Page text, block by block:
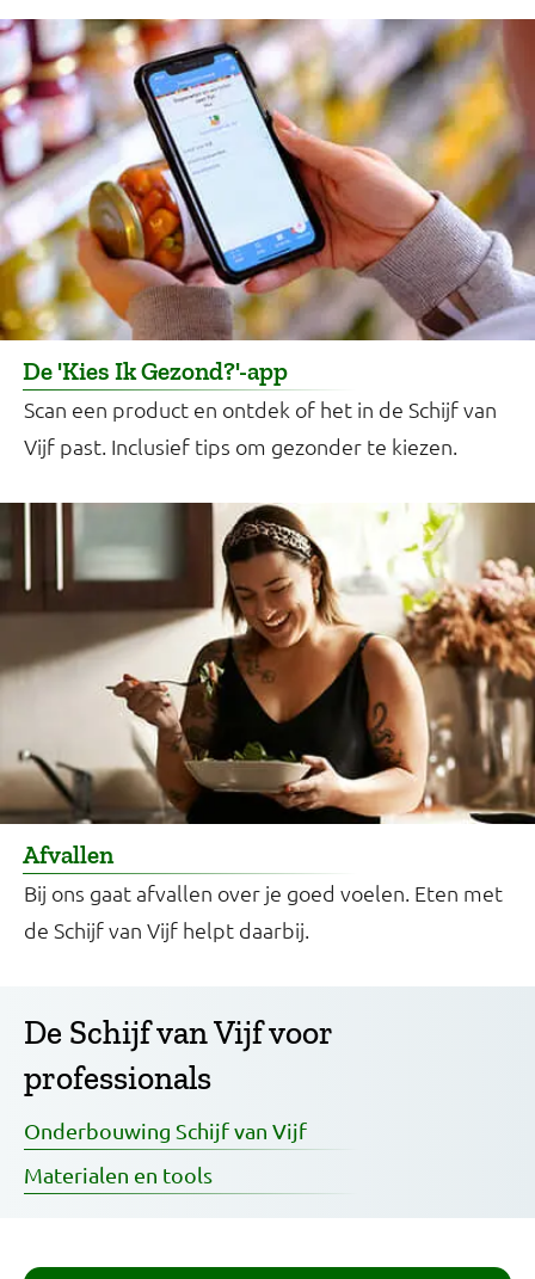
De 'Kies Ik Gezond?'-app
Scan een product en ontdek of het in de Schijf van
Vijf past. Inclusief tips om gezonder te kiezen.
Afvallen
Bij ons gaat afvallen over je goed voelen. Eten met
de Schijf van Vijf helpt daarbij.
De Schijf van Vijf voor
professionals
Onderbouwing Schijf van Vijf
Materialen en tools